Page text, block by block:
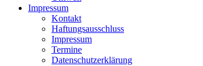
Impressum
Kontakt
Haftungsausschluss
Impressum
Termine
Datenschutzerklärung